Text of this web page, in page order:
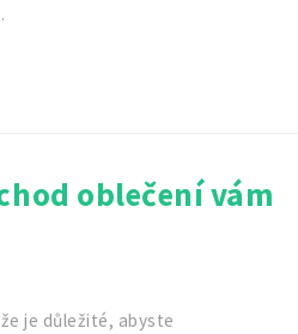
oblečení vám
je důležité, abyste